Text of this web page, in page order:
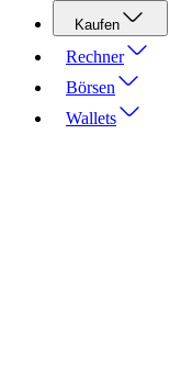
Kaufen
Rechner
Börsen
Wallets